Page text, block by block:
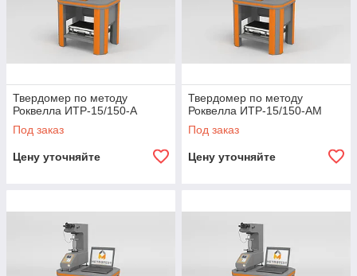
Твердомер по методу
Роквелла ИТР-15/150-А
Под заказ
Цену уточняйте
Твердомер по методу
Роквелла ИТР-15/150-АМ
Под заказ
Цену уточняйте